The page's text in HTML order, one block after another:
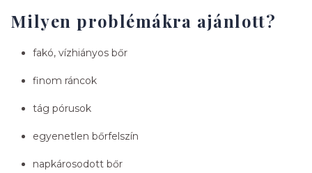
Milyen problémákra ajánlott?
fakó, vízhiányos bőr
finom ráncok
tág pórusok
egyenetlen bőrfelszín
napkárosodott bőr